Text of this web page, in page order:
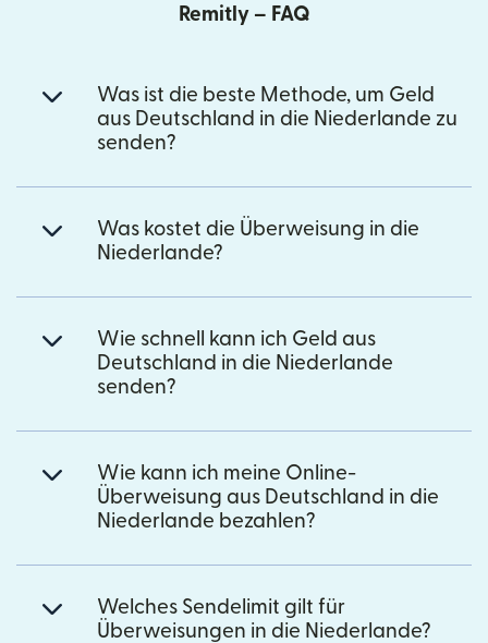
Remitly – FAQ
Was ist die beste Methode, um Geld
aus Deutschland in die Niederlande zu
senden?
Was kostet die Überweisung in die
Niederlande?
Wie schnell kann ich Geld aus
Deutschland in die Niederlande
senden?
Wie kann ich meine Online-
Überweisung aus Deutschland in die
Niederlande bezahlen?
Welches Sendelimit gilt für
Überweisungen in die Niederlande?